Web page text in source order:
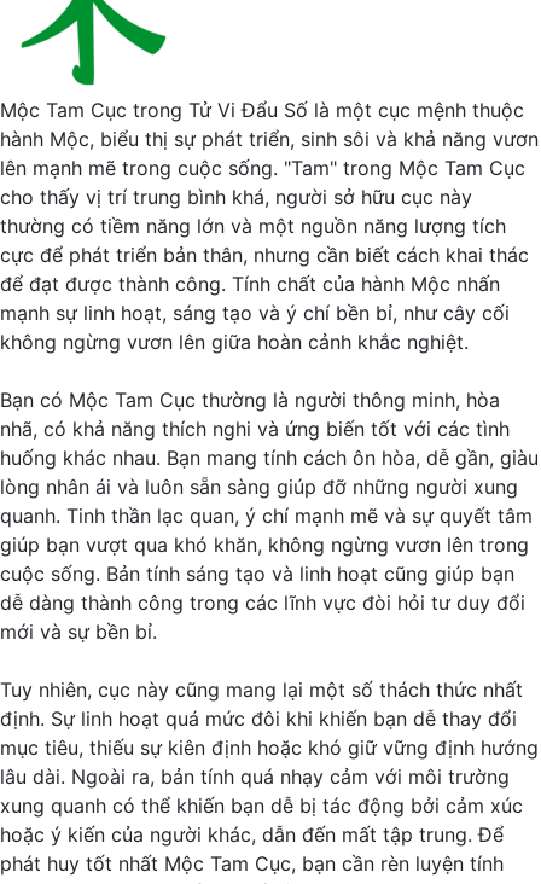
Mộc Tam Cục trong Tử Vi Đẩu Số là một cục mệnh thuộc
hành Mộc, biểu thị sự phát triển, sinh sôi và khả năng vươn
lên mạnh mẽ trong cuộc sống. "Tam" trong Mộc Tam Cục
cho thấy vị trí trung bình khá, người sở hữu cục này
thường có tiềm năng lớn và một nguồn năng lượng tích
cực để phát triển bản thân, nhưng cần biết cách khai thác
để đạt được thành công. Tính chất của hành Mộc nhấn
mạnh sự linh hoạt, sáng tạo và ý chí bền bỉ, như cây cối
không ngừng vươn lên giữa hoàn cảnh khắc nghiệt.
Bạn có Mộc Tam Cục thường là người thông minh, hòa
nhã, có khả năng thích nghi và ứng biến tốt với các tình
huống khác nhau. Bạn mang tính cách ôn hòa, dễ gần, giàu
lòng nhân ái và luôn sẵn sàng giúp đỡ những người xung
quanh. Tinh thần lạc quan, ý chí mạnh mẽ và sự quyết tâm
giúp bạn vượt qua khó khăn, không ngừng vươn lên trong
cuộc sống. Bản tính sáng tạo và linh hoạt cũng giúp bạn
dễ dàng thành công trong các lĩnh vực đòi hỏi tư duy đổi
mới và sự bền bỉ.
Tuy nhiên, cục này cũng mang lại một số thách thức nhất
định. Sự linh hoạt quá mức đôi khi khiến bạn dễ thay đổi
mục tiêu, thiếu sự kiên định hoặc khó giữ vững định hướng
lâu dài. Ngoài ra, bản tính quá nhạy cảm với môi trường
xung quanh có thể khiến bạn dễ bị tác động bởi cảm xúc
hoặc ý kiến của người khác, dẫn đến mất tập trung. Để
phát huy tốt nhất Mộc Tam Cục, bạn cần rèn luyện tính